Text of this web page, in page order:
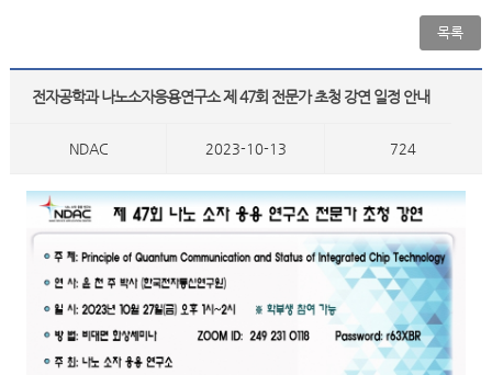
목록
전자공학과 나노소자응용연구소 제 47회 전문가 초청 강연 일정 안내
NDAC 2023-10-13 724